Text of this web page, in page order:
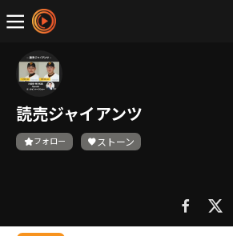
読売ジャイアンツ
フォロー ストーン